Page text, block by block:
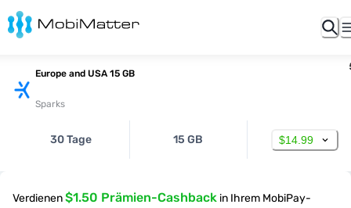
Europe and USA 15 GB
Sparks
30 Tage 15 GB $14.99
Verdienen$1.50 Prämien-Cashback in Ihrem MobiPay-